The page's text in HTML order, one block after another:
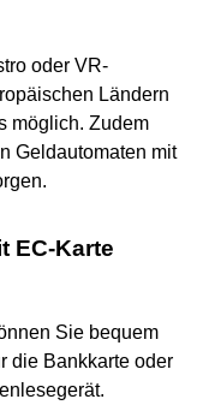
oder VR-
Ländern
möglich. Zudem
Geldautomaten mit
EC-Karte
Sie bequem
die Bankkarte oder